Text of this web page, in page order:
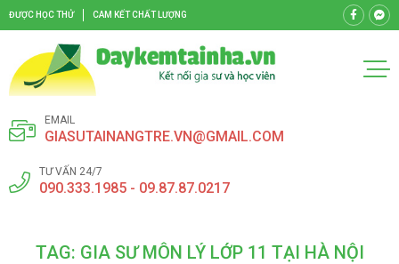
ĐƯỢC HỌC THỬ CAM KẾT CHẤT LƯỢNG
EMAIL
GIASUTAINANGTRE.VN@GMAIL.COM
TƯ VẤN 24/7
090.333.1985 - 09.87.87.0217
TAG: GIA SƯ MÔN LÝ LỚP 11 TẠI HÀ NỘI